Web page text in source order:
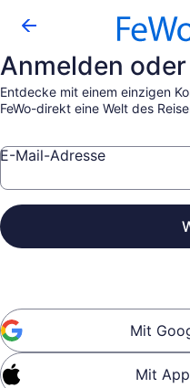
Anmelden
Entdecke mit einem einzigen
FeWo-direkt eine Welt des
E-Mail-Adresse
Mit
Mit